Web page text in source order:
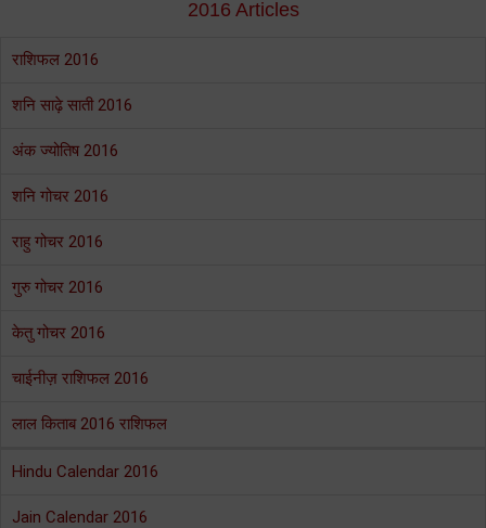
2016 Articles
राशिफल 2016
शनि साढ़े साती 2016
अंक ज्योतिष 2016
शनि गोचर 2016
राहु गोचर 2016
गुरु गोचर 2016
केतु गोचर 2016
चाईनीज़ राशिफल 2016
लाल किताब 2016 राशिफल
Hindu Calendar 2016
Jain Calendar 2016